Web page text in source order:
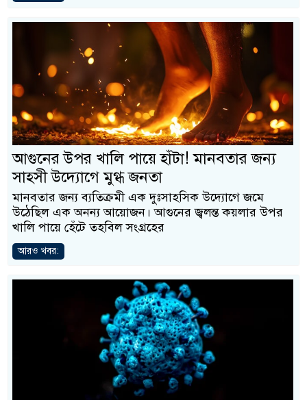
আগুনের উপর খালি পায়ে হাঁটা! মানবতার জন্য
সাহসী উদ্যোগে মুগ্ধ জনতা
মানবতার জন্য ব্যতিক্রমী এক দুঃসাহসিক উদ্যোগে জমে
উঠেছিল এক অনন্য আয়োজন। আগুনের জ্বলন্ত কয়লার উপর
খালি পায়ে হেঁটে তহবিল সংগ্রহের
আরও খবর: